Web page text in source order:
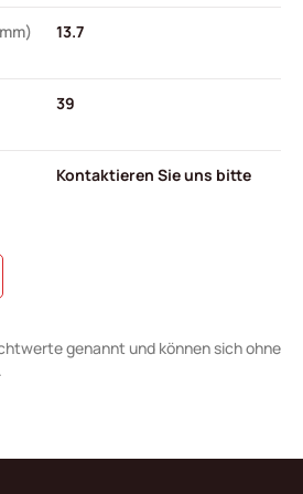
13.7
39
Kontaktieren Sie uns bitte
genannt und können sich ohne